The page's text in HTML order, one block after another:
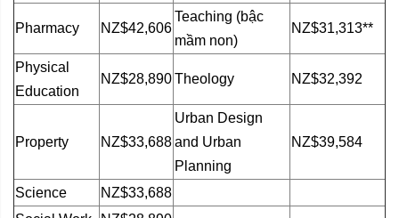
Pharmacy NZ$42,606
Teaching (bậc
mầm non)
NZ$31,313**
Physical
Education
NZ$28,890Theology NZ$32,392
Property NZ$33,688
Urban Design
and Urban
Planning
NZ$39,584
Science
NZ$33,688